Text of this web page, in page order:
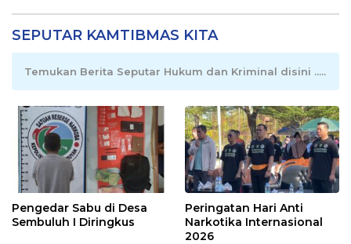
SEPUTAR KAMTIBMAS KITA
Temukan Berita Seputar Hukum dan Kriminal disini .....
Pengedar Sabu di Desa
Sembuluh I Diringkus
Peringatan Hari Anti
Narkotika Internasional
2026